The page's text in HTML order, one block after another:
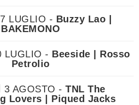
LUGLIO - Buzzy Lao |
BAKEMONO
LUGLIO - Beeside | Rosso
Petrolio
3 AGOSTO -TNL The
Lovers | Piqued Jacks